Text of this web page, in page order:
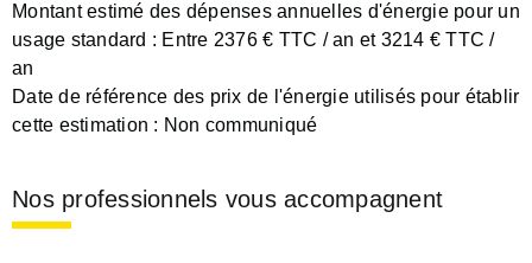
Montant estimé des dépenses annuelles d'énergie pour un
usage standard : Entre 2376 € TTC / an et 3214 € TTC /
an
Date de référence des prix de l'énergie utilisés pour établir
cette estimation : Non communiqué
Nos professionnels vous accompagnent